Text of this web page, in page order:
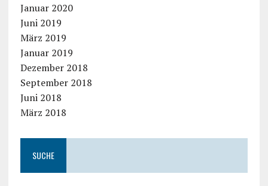
Januar 2020
Juni 2019
März 2019
Januar 2019
Dezember 2018
September 2018
Juni 2018
März 2018
SUCHE